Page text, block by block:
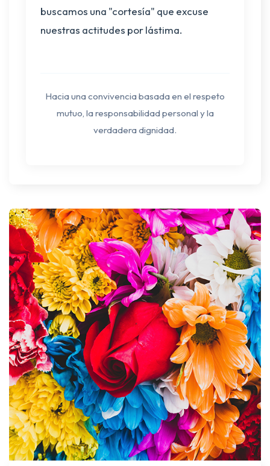
buscamos una "cortesía" que excuse
nuestras actitudes por lástima.
Hacia una convivencia basada en el respeto
mutuo, la responsabilidad personal y la
verdadera dignidad.